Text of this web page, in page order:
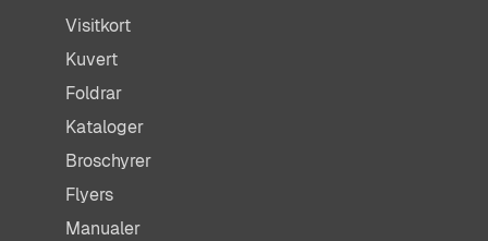
Visitkort
Kuvert
Foldrar
Kataloger
Broschyrer
Flyers
Manualer